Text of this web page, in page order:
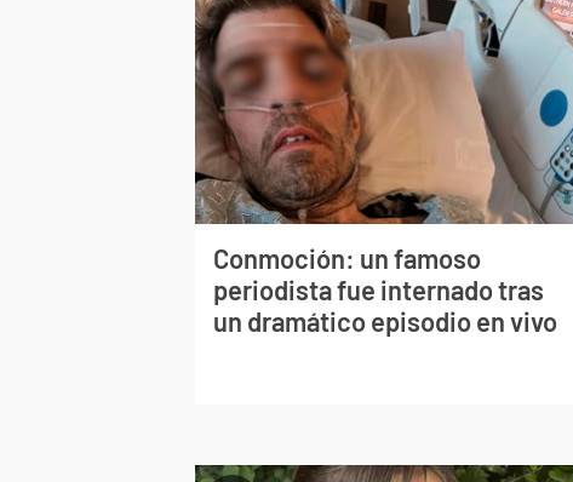
Conmoción: un famoso
periodista fue internado tras
un dramático episodio en vivo